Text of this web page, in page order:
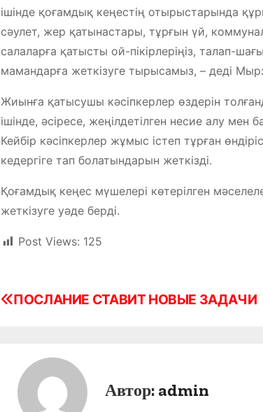
ішінде қоғамдық кеңестің отырыстарында
сәулет, жер қатынастары, тұрғын үй,
салаларға қатысты ой-пікірлеріңіз, талап-
мамандарға жеткізуге тырысамыз, – деді
Жиынға қатысушы кәсіпкерлер өздерін
ішінде, әсіресе, жеңілдетілген несие алу
Кейбір кәсіпкерлер жұмыс істеп тұрған
кедергіге тап болатындарын жеткізді.
Қоғамдық кеңес мүшелері көтерілген
жеткізуге уәде берді.
Post Views: 125
НПОСЛАНИЕ СТАВИТ НОВЫЕ ЗАДАЧИ
Автор: admin